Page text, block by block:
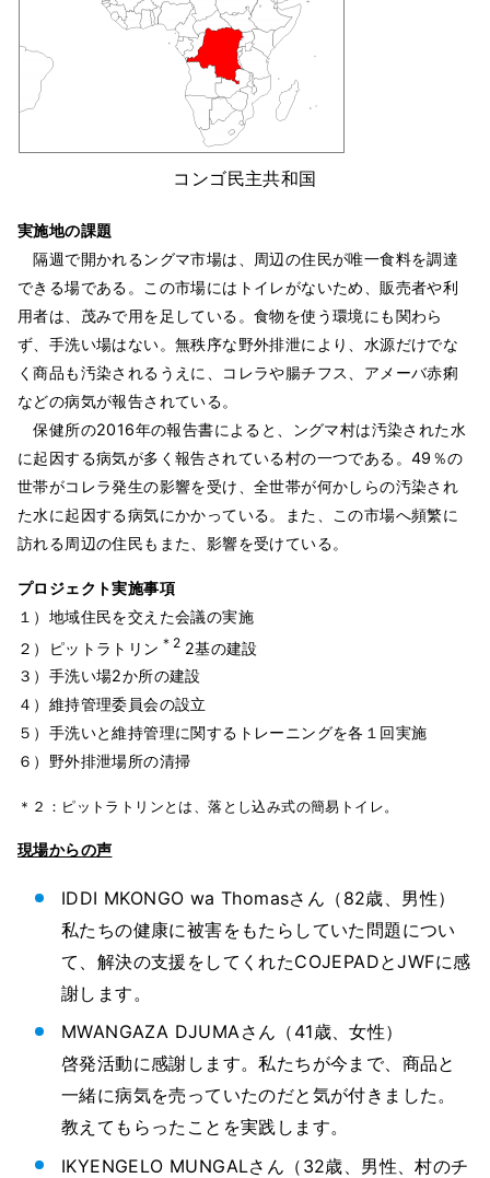
コンゴ民主共和国
実施地の課題
隔週で開かれるングマ市場は、周辺の住民が唯一食料を調達
できる場である。この市場にはトイレがないため、販売者や利
用者は、茂みで用を足している。食物を使う環境にも関わら
ず、手洗い場はない。無秩序な野外排泄により、水源だけでな
く商品も汚染されるうえに、コレラや腸チフス、アメーバ赤痢
などの病気が報告されている。
保健所の2016年の報告書によると、ングマ村は汚染された水
に起因する病気が多く報告されている村の一つである。49％の
世帯がコレラ発生の影響を受け、全世帯が何かしらの汚染され
た水に起因する病気にかかっている。また、この市場へ頻繁に
訪れる周辺の住民もまた、影響を受けている。
プロジェクト実施事項
１）地域住民を交えた会議の実施
２）ピットラトリン ＊2 2基の建設
３）手洗い場2か所の建設
４）維持管理委員会の設立
５）手洗いと維持管理に関するトレーニングを各１回実施
６）野外排泄場所の清掃
＊２：ピットラトリンとは、落とし込み式の簡易トイレ。
現場からの声
IDDI MKONGO wa Thomasさん（82歳、男性）
私たちの健康に被害をもたらしていた問題につい
て、解決の支援をしてくれたCOJEPADとJWFに感
謝します。
MWANGAZA DJUMAさん（41歳、女性）
啓発活動に感謝します。私たちが今まで、商品と
一緒に病気を売っていたのだと気が付きました。
教えてもらったことを実践します。
IKYENGELO MUNGALさん（32歳、男性、村のチ